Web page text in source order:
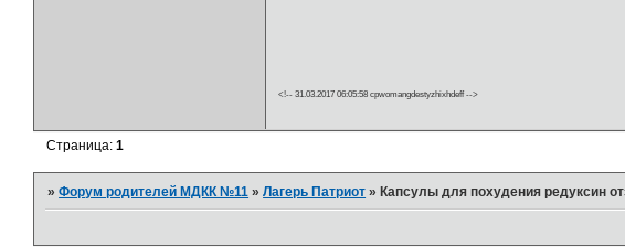
<!-- 31.03.2017 06:05:58 cpwomangdestyzhixhdeff -->
Страница:1
»Форум родителей МДКК №11 »Лагерь Патриот » Капсулы для похудения редуксин